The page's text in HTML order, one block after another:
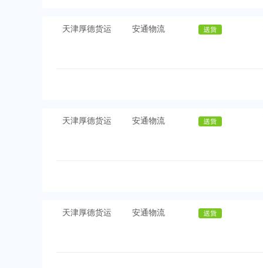
天津厚德货运 安通物流
天津厚德货运 安通物流
天津厚德货运 安通物流